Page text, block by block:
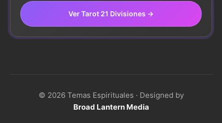
Ver Tarot 21 Divisiones →
© 2026 Temas Espirituales · Designed by
Broad Lantern Media